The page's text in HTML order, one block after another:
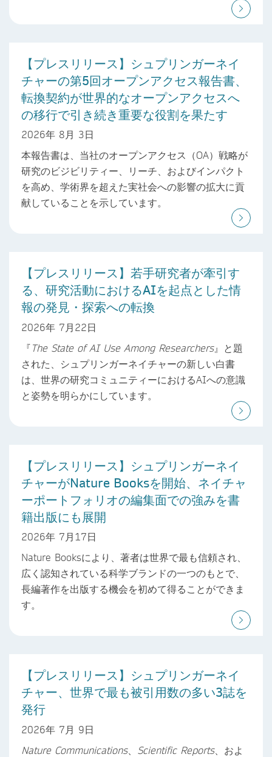
【プレスリリース】シュプリンガーネイ
チャーの第5回オープンアクセス報告書、
転換契約が世界的なオープンアクセスへ
の移行で引き続き重要な役割を果たす
2026年 8月 3日
本報告書は、当社のオープンアクセス（OA）戦略が
研究のビジビリティー、リーチ、およびインパクト
を高め、学術界を超えた実社会への影響の拡大に貢
献していることを示しています。
【プレスリリース】若手研究者が牽引す
る、研究活動におけるAIを起点とした情
報の発見・探索への転換
2026年 7月22日
『The State of AI Use Among Researchers』と題
された、シュプリンガーネイチャーの新しい白書
は、世界の研究コミュニティーにおけるAIへの意識
と姿勢を明らかにしています。
【プレスリリース】シュプリンガーネイ
チャーがNature Booksを開始、ネイチャ
ーポートフォリオの編集面での強みを書
籍出版にも展開
2026年 7月17日
Nature Booksにより、著者は世界で最も信頼され、
広く認知されている科学ブランドの一つのもとで、
長編著作を出版する機会を初めて得ることができま
す。
【プレスリリース】シュプリンガーネイ
チャー、世界で最も被引用数の多い3誌を
発行
2026年 7月 9日
Nature Communications、 Scientific Reports、およ